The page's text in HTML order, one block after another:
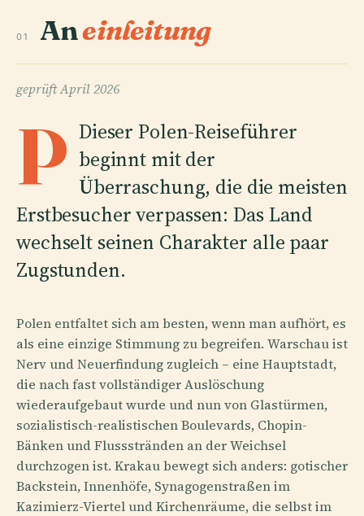
01 Aneinleitung
geprüftApril 2026
P Dieser Polen-Reiseführer
beginnt mit der
Überraschung, die die meisten
Erstbesucher verpassen: Das Land
wechselt seinen Charakter alle paar
Zugstunden.
Polen entfaltet sich am besten, wenn man aufhört, es
als eine einzige Stimmung zu begreifen. Warschau ist
Nerv und Neuerfindung zugleich – eine Hauptstadt,
die nach fast vollständiger Auslöschung
wiederaufgebaut wurde und nun von Glastürmen,
sozialistisch-realistischen Boulevards, Chopin-
Bänken und Flussstränden an der Weichsel
durchzogen ist. Krakau bewegt sich anders: gotischer
Backstein, Innenhöfe, Synagogenstraßen im
Kazimierz-Viertel und Kirchenräume, die selbst im